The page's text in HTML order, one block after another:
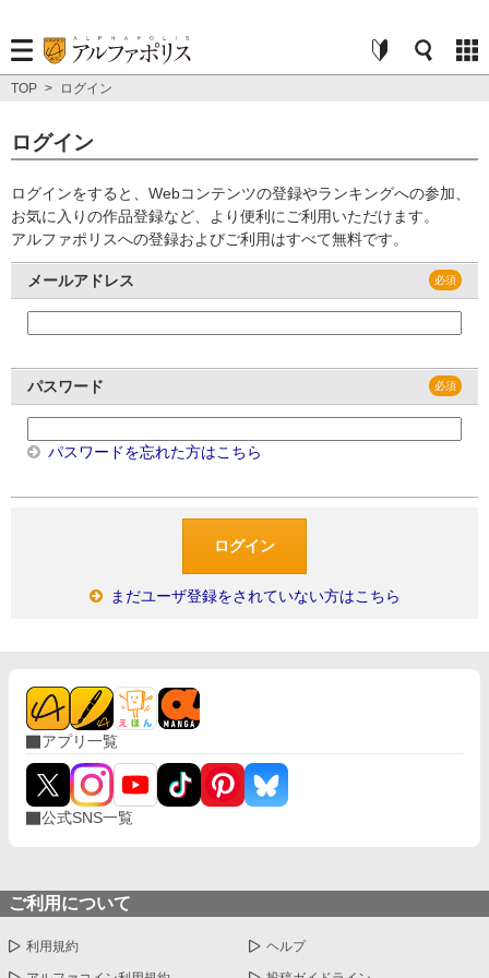
TOP > ログイン
ログイン
ログインをすると、Webコンテンツの登録やランキングへの参加、
お気に入りの作品登録など、より便利にご利用いただけます。
アルファポリスへの登録およびご利用はすべて無料です。
メールアドレス
パスワード
パスワードを忘れた方はこちら
まだユーザ登録をされていない方はこちら
アプリ一覧
公式SNS一覧
ご利用について
利用規約 ヘルプ